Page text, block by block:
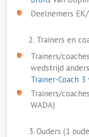
Deelnemers
Trainers en
Trainers/
wedstrijd
Trainer-Coach 3
Trainers/
WADA)
Ouders (1